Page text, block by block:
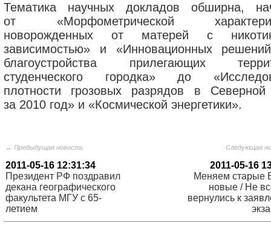
Тематика научных докладов обширна,
от «Морфометрической
новорожденных от матерей с
зависимостью» и «Инновационных
благоустройства прилегающих
студенческого городка» до
плотности грозовых разрядов в
за 2010 год» и «Космической энергетики».
← Предыдущая новость
2011-05-16 12:31:34
Президент РФ поздравил
декана географического
факультета МГУ с 65-
летием
Следующая
2011-05-16
Меняем старые
новые / Не
вернулись к